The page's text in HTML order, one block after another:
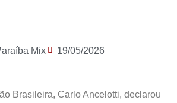
Mix 19/05/2026
Brasileira, Carlo Ancelotti, declarou